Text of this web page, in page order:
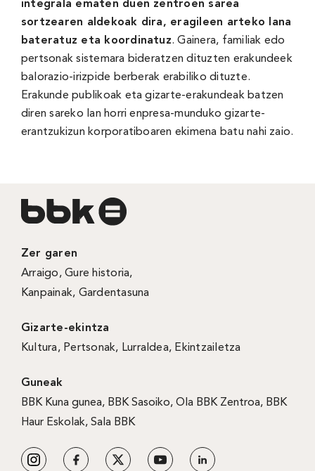
integrala ematen duen zentroen sarea
sortzearen aldekoak dira, eragileen arteko lana
bateratuz eta koordinatuz. Gainera, familiak edo
pertsonak sistemara bideratzen dituzten erakundeek
balorazio-irizpide berberak erabiliko dituzte.
Erakunde publikoak eta gizarte-erakundeak batzen
diren sareko lan horri enpresa-munduko gizarte-
erantzukizun korporatiboaren ekimena batu nahi zaio.
Zer garen
Arraigo,Gure historia,
Kanpainak, Gardentasuna
Gizarte-ekintza
Kultura, Pertsonak, Lurraldea, Ekintzailetza
Guneak
BBK Kuna gunea, BBK Sasoiko, Ola BBK Zentroa, BBK
Haur Eskolak, Sala BBK